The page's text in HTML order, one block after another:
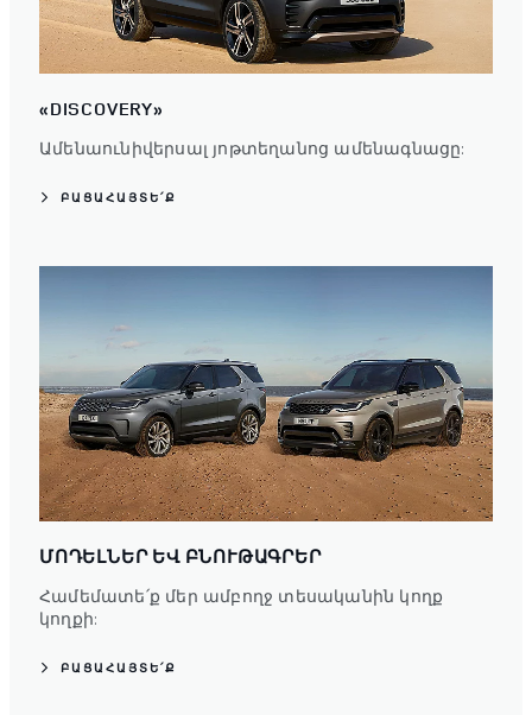
«DISCOVERY»
Ամենաունիվերսալ յոթտեղանոց ամենագնացը:
ԲԱՑԱՀԱՅՏԵ՛Ք
ՄՈԴԵԼՆԵՐ ԵՎ ԲՆՈՒԹԱԳՐԵՐ
Համեմատե՛ք մեր ամբողջ տեսականին կողք
կողքի:
ԲԱՑԱՀԱՅՏԵ՛Ք